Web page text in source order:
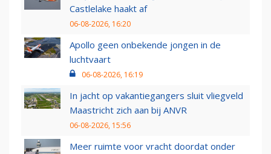
Castlelake haakt af
06-08-2026, 16:20
Apollo geen onbekende jongen in de
luchtvaart
06-08-2026, 16:19
In jacht op vakantiegangers sluit vliegveld
Maastricht zich aan bij ANVR
06-08-2026, 15:56
Meer ruimte voor vracht doordat onder